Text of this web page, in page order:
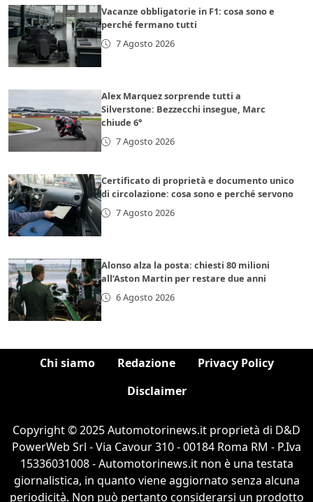
Vacanze obbligatorie in F1: cosa sono e
perché fermano tutti
7 Agosto 2026
Alex Marquez sorprende tutti a
Silverstone: Bezzecchi insegue, Marc
chiude 6°
7 Agosto 2026
Certificato di proprietà e documento unico
di circolazione: cosa sono e perché servono
7 Agosto 2026
Alonso alza la posta: chiesti 80 milioni
all’Aston Martin per restare due anni
6 Agosto 2026
Chi siamo Redazione
Privacy Policy
Disclaimer
Copyright © 2025 Automotorinews.it proprietà di D&D
PowerWeb Srl - Via Cavour 310 - 00184 Roma RM - P.Iva
15336031008 - Automotorinews.it non è una testata
giornalistica, in quanto viene aggiornato senza alcuna
periodicità. Non può pertanto considerarsi un prodotto